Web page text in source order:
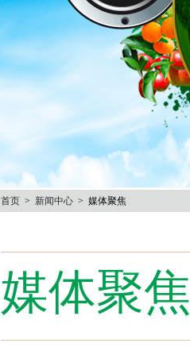
首页 > 新闻中心 > 媒体聚焦
媒体聚焦